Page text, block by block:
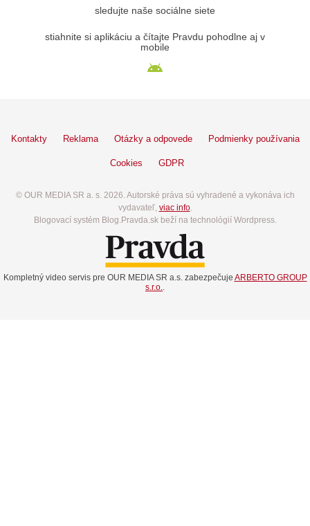
sledujte naše sociálne siete
stiahnite si aplikáciu a čítajte Pravdu pohodlne aj v
mobile
Kontakty Reklama Otázky a odpovede Podmienky používania
Cookies GDPR
© OUR MEDIA SR a. s. 2026. Autorské práva sú vyhradené a vykonáva ich
vydavateľ, viac info.
Blogovací systém Blog.Pravda.sk beží na technológií Wordpress.
Kompletný video servis pre OUR MEDIA SR a.s. zabezpečuje ARBERTO GROUP
s.r.o..